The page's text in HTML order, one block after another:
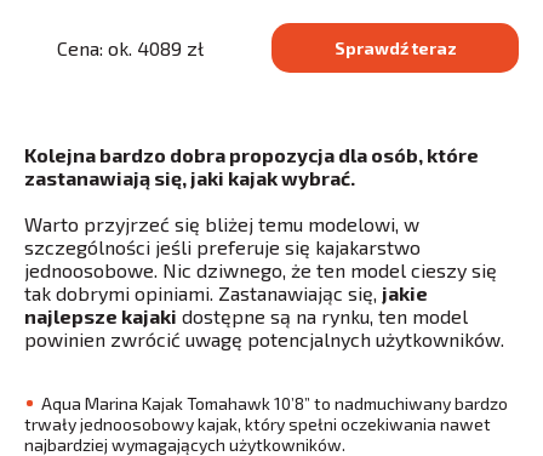
Cena: ok. 4089 zł Sprawdź teraz
Kolejna bardzo dobra propozycja dla osób, które
zastanawiają się, jaki kajak wybrać.
Warto przyjrzeć się bliżej temu modelowi, w
szczególności jeśli preferuje się kajakarstwo
jednoosobowe. Nic dziwnego, że ten model cieszy się
tak dobrymi opiniami. Zastanawiając się, jakie
najlepsze kajaki dostępne są na rynku, ten model
powinien zwrócić uwagę potencjalnych użytkowników.
Aqua Marina Kajak Tomahawk 10’8” to nadmuchiwany bardzo
trwały jednoosobowy kajak, który spełni oczekiwania nawet
najbardziej wymagających użytkowników.